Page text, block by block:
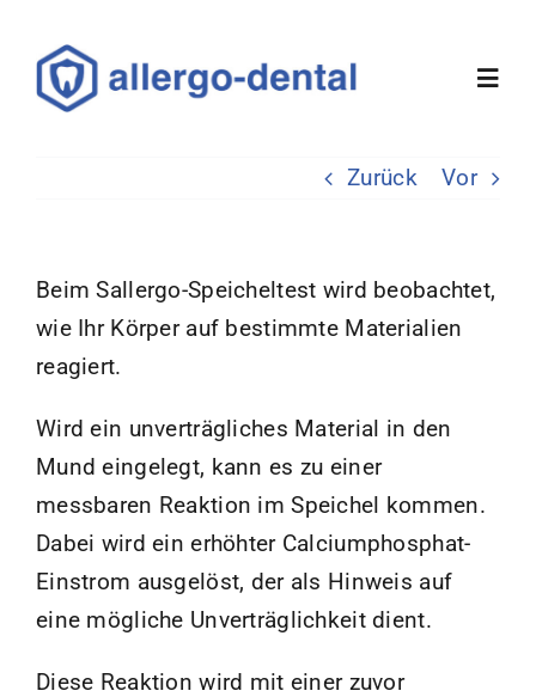
content
Wissenswertes
Kontakt
Shop
Zurück Vor
Beim Sallergo-Speicheltest wird beobachtet,
wie Ihr Körper auf bestimmte Materialien
reagiert.
Wird ein unverträgliches Material in den
Mund eingelegt, kann es zu einer
messbaren Reaktion im Speichel kommen.
Dabei wird ein erhöhter Calciumphosphat-
Einstrom ausgelöst, der als Hinweis auf
eine mögliche Unverträglichkeit dient.
Diese Reaktion wird mit einer zuvor